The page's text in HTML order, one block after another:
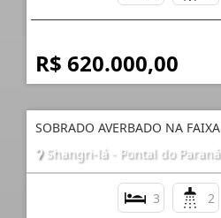
R$ 620.000,00
SOBRADO AVERBADO NA
Shangri-lá - Pontal do Paraná
3 2